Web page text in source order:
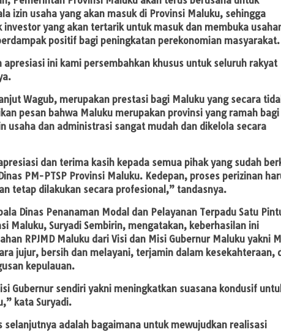
izin usaha yang akan masuk di Provinsi Maluku, sehingga
investor yang akan tertarik untuk masuk dan membuka
positif bagi peningkatan perekonomian masyarakat.
apresiasi ini kami persembahkan khusus untuk seluruh rakyat
Wagub, merupakan prestasi bagi Maluku yang secara
pesan bahwa Maluku merupakan provinsi yang ramah bagi
usaha dan administrasi sangat mudah dan dikelola secara
dan terima kasih kepada semua pihak yang sudah
PM-PTSP Provinsi Maluku. Kedepan, proses perizinan
tetap dilakukan secara profesional,” tandasnya.
Dinas Penanaman Modal dan Pelayanan Terpadu Satu
Maluku, Suryadi Sembirin, mengatakan, keberhasilan ini
RPJMD Maluku dari Visi dan Misi Gubernur Maluku yakni
jujur, bersih dan melayani, terjamin dalam kesekahteraan,
kepulauan.
Gubernur sendiri yakni meningkatkan suasana kondusif
kata Suryadi.
selanjutnya adalah bagaimana untuk mewujudkan realisasi